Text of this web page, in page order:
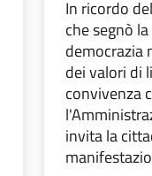
In ricordo
che segnò
democrazia
dei valori di
convivenza
invita la